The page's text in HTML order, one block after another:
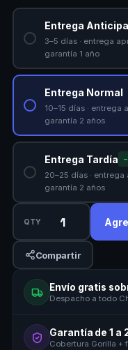
Entrega
3–5 días · entrega
garantía 1 año
Entrega Normal
10–15 días · entrega
garantía 2 años
Entrega Tardía
20–25 días · entrega
garantía 2 años
QTY
Compartir
Envío gratis
Despacho a todo
Garantía de 1 a
Cobertura Gorilla +